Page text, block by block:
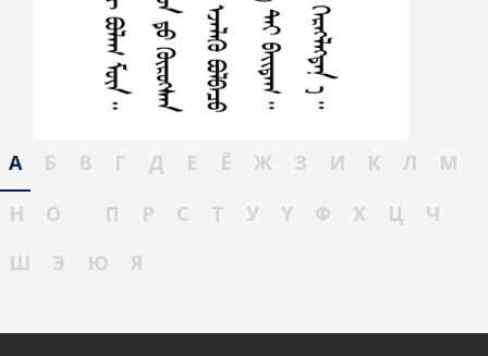
А Б В Г Д Е Ё Ж З И К Л
М
Н
О П Р С Т У Ү Ф Х Ц
Ч
Ш
Э Ю Я